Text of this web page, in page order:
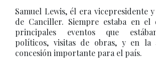
Samuel Lewis, él era vicepresidente
de Canciller. Siempre estaba en
principales eventos que
políticos, visitas de obras, y en la
concesión importante para el país.